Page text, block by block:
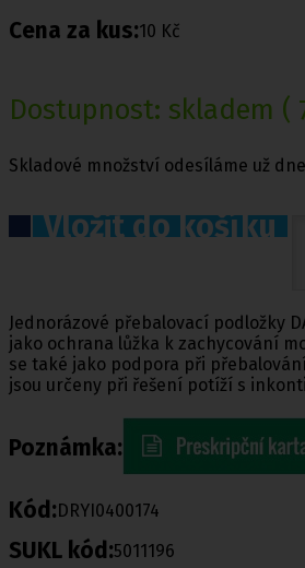
Cena za kus:10 Kč
Dostupnost: skladem (
Skladové množství odesíláme už
Vložit do košíku
Jednorázové přebalovací podložky
jako ochrana lůžka k zachycování
se také jako podpora při
jsou určeny při řešení potíží s
Poznámka:
Kód:DRYI0400174
SUKL kód:5011196